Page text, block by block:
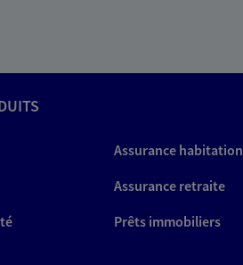
Assurance habitation
Assurance retraite
Prêts immobiliers